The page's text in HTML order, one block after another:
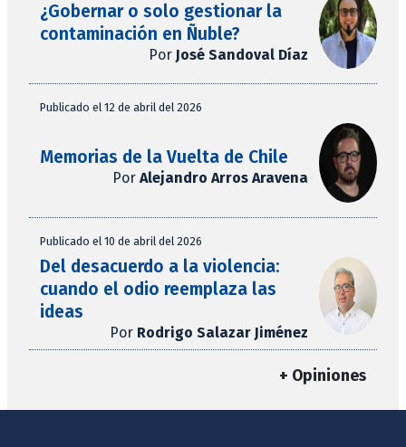
¿Gobernar o solo gestionar la
contaminación en Ñuble?
Por José Sandoval Díaz
Publicado el 12 de abril del 2026
Memorias de la Vuelta de Chile
Por Alejandro Arros Aravena
Publicado el 10 de abril del 2026
Del desacuerdo a la violencia:
cuando el odio reemplaza las
ideas
Por Rodrigo Salazar Jiménez
+ Opiniones